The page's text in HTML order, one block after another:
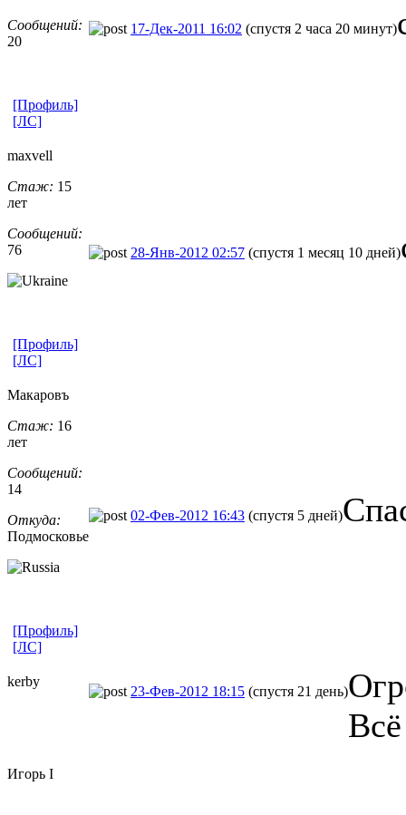
Сообщений:
20
17-Дек-2011 16:02 (спустя 2 часа 20 минут)
[Профиль]
[ЛС]
maxvell
Стаж: 15
лет
Сообщений:
76
28-Янв-2012 02:57 (спустя 1 месяц 10 дней)
[Профиль]
[ЛС]
Макаровъ
Стаж: 16
лет
Сообщений:
14
Откуда:
Подмосковье
02-Фев-2012 16:43 (спустя 5 дней)
[Профиль]
[ЛС]
kerby
23-Фев-2012 18:15 (спустя 21 день)
Всё
Игорь I